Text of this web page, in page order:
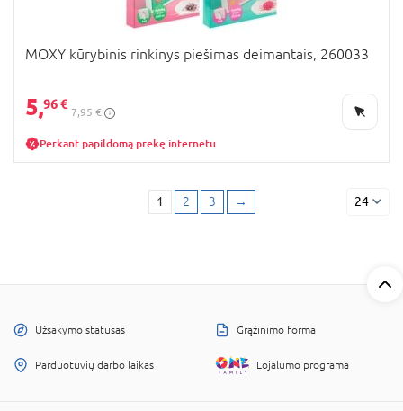
MOXY kūrybinis rinkinys piešimas deimantais, 260033
5,96 €
7,95 €
Perkant papildomą prekę internetu
1 2 3 → 24
Užsakymo statusas Grąžinimo forma
Parduotuvių darbo laikas Lojalumo programa